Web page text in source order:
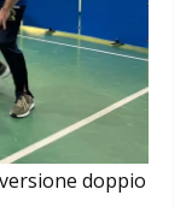
doppio